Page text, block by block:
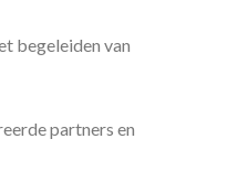
begeleiden van
partners en